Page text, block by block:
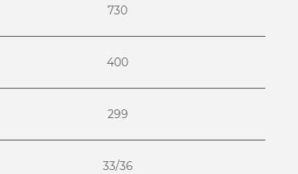
730
400
299
33/36